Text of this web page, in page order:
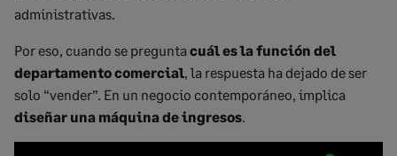
administrativas.
Por eso, cuando se pregunta cuál es la función del
departamento comercial, la respuesta ha dejado de ser
solo “vender”. En un negocio contemporáneo, implica
diseñar una máquina de ingresos.